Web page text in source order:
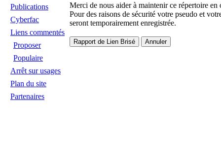
Publications
Cyberfac
Liens commentés
Proposer
Populaire
Arrêt sur usages
Plan du site
Partenaires
Merci de nous aider à maintenir ce répertoire en
Pour des raisons de sécurité votre pseudo et
seront temporairement enregistrée.